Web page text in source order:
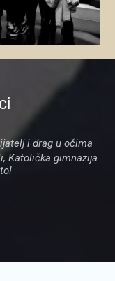
i drag u očima
Katolička gimnazija
profesore koji se
smjeru te imaju
učenika.